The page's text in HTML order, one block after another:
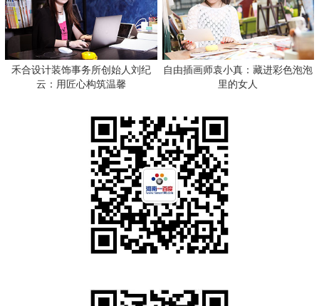
禾合设计装饰事务所创始人刘纪
云：用匠心构筑温馨
自由插画师袁小真：藏进彩色泡泡
里的女人